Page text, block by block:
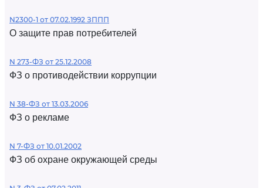
N2300-1 от 07.02.1992 ЗППП
О защите прав потребителей
N 273-ФЗ от 25.12.2008
ФЗ о противодействии коррупции
N 38-ФЗ от 13.03.2006
ФЗ о рекламе
N 7-ФЗ от 10.01.2002
ФЗ об охране окружающей среды